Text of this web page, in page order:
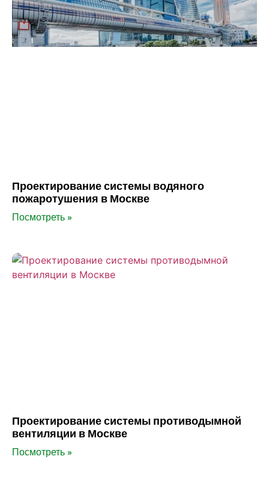
Проектирование системы водяного
пожаротушения в Москве
Посмотреть »
Проектирование системы противодымной
вентиляции в Москве
Посмотреть »